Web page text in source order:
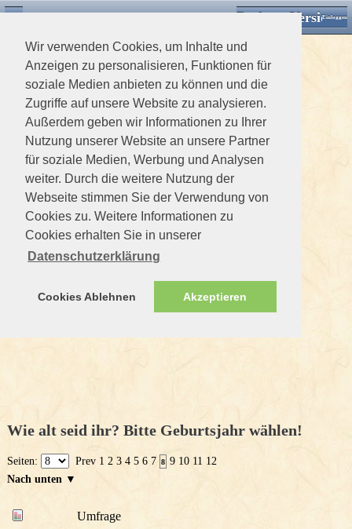
Wir verwenden Cookies, um Inhalte und
Anzeigen zu personalisieren, Funktionen für
soziale Medien anbieten zu können und die
Zugriffe auf unsere Website zu analysieren.
Außerdem geben wir Informationen zu Ihrer
Nutzung unserer Website an unsere Partner
für soziale Medien, Werbung und Analysen
weiter. Durch die weitere Nutzung der
Webseite stimmen Sie der Verwendung von
Cookies zu. Weitere Informationen zu
Cookies erhalten Sie in unserer
Datenschutzerklärung
Cookies Ablehnen Akzeptieren
Desktop VersionEinloggen
Wie alt seid ihr? Bitte Geburtsjahr wählen!
Seiten: Prev 1 2 3 4 5 6 7 8 9 10 11 12
Nach unten ▼
Umfrage